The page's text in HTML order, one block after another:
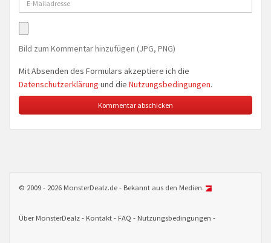
Bild zum Kommentar hinzufügen (JPG, PNG)
Mit Absenden des Formulars akzeptiere ich die
Datenschutzerklärung und die Nutzungsbedingungen.
© 2009 - 2026 MonsterDealz.de - Bekannt aus den Medien.
Über MonsterDealz Kontakt FAQ Nutzungsbedingungen